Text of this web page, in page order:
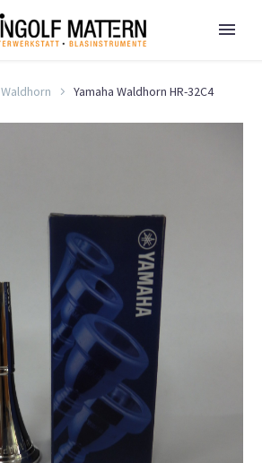
Waldhorn Yamaha Waldhorn HR-32C4